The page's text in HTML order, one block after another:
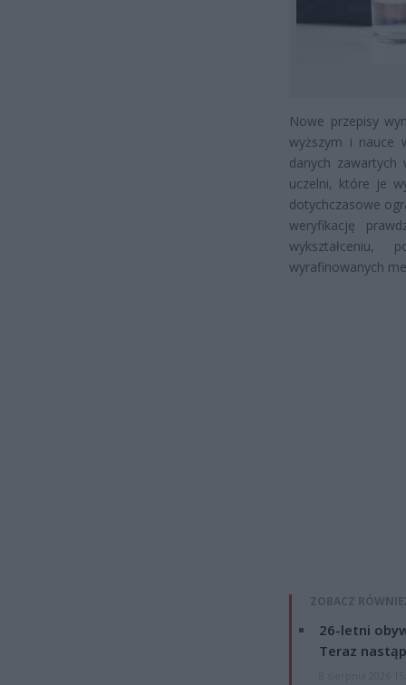
Nowe przepisy
wyższym i nauce
danych zawartych
uczelni, które je
dotychczasowe
weryfikację
wykształceniu,
wyrafinowanych
ZOBACZ
26-letni
Teraz